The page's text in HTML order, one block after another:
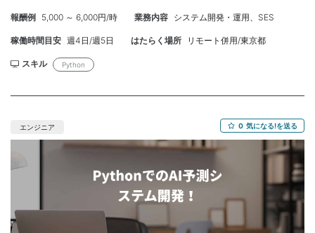
な要件をもとに、 詳細については要件定義を顧客と直接行い、プ
ロダクト開発、運用まで実施いただきます。 ■詳細 • Python,
の技術環境はクライアントにより異なりますが、 Python,
存のシステムへのインテグレーション、クラウド・オンプレ環境
トとの打ち合わせ ・その他 使用ツール等：GitHub, Azure
OpenAI, Slack, Notion PC：基本はご自身のPCをご利用いただけ
ます 必須スキル ・Pythonでのサーバーサイド開発経験3年以上 ・
Docker/Mysql経験 ・Azure/GCP/AWS いずれかの経験2年以上 ・
Webアプリケーションフレームワーク(MVCやDDD)の理解 ・対社
外・大手顧客との折衝経験もしくは相応のコミュニケーションス
キル 歓迎スキル ・大規模処理、非同期処理などの理解 ・セキュリ
ティ対策の知識 ・インフラの理解（MySQL、CI/CD） ・フルスタ
報酬例 5,000 ～ 6,000円/時 業務内容 システム開発・運用、SES
稼働時間目安 週4日/週5日 はたらく場所 リモート併用/東京都
スキル Python
エンジニア 0 気になる!を送る